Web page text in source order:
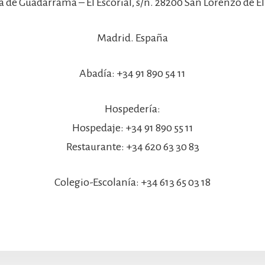
Madrid. España
Abadía: +34 91 890 54 11
Hospedería:
Hospedaje: +34 91 890 55 11
Restaurante: +34 620 63 30 83
Colegio-Escolanía: +34 613 65 03 18